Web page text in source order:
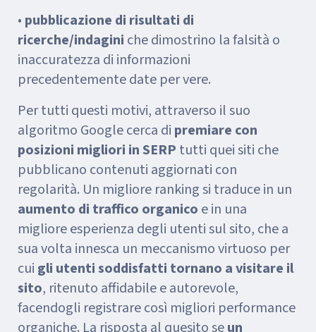
• pubblicazione di risultati di
ricerche/indagini che dimostrino la falsità o
inaccuratezza di informazioni
precedentemente date per vere.
Per tutti questi motivi, attraverso il suo
algoritmo Google cerca di premiare con
posizioni migliori in SERP tutti quei siti che
pubblicano contenuti aggiornati con
regolarità. Un migliore ranking si traduce in un
aumento di traffico organico e in una
migliore esperienza degli utenti sul sito, che a
sua volta innesca un meccanismo virtuoso per
cui gli utenti soddisfatti tornano a visitare il
sito, ritenuto affidabile e autorevole,
facendogli registrare così migliori performance
organiche. La risposta al quesito seun